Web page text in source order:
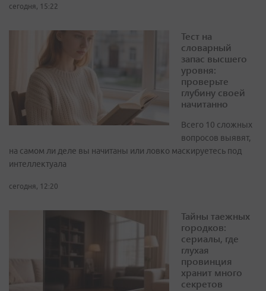
сегодня, 15:22
Тест на
словарный
запас высшего
уровня:
проверьте
глубину своей
начитанно
Всего 10 сложных
вопросов выявят,
на самом ли деле вы начитаны или ловко маскируетесь под
интеллектуала
сегодня, 12:20
Тайны таежных
городков:
сериалы, где
глухая
провинция
хранит много
секретов